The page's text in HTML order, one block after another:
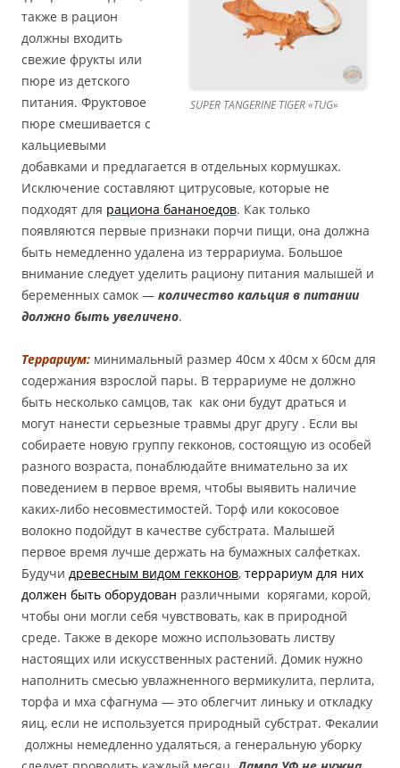
SUPER TANGERINE TIGER «TUG»
также в рацион
должны входить
свежие фрукты или
пюре из детского
питания. Фруктовое
пюре смешивается с
кальциевыми
добавками и предлагается в отдельных кормушках.
Исключение составляют цитрусовые, которые не
подходят для рациона бананоедов. Как только
появляются первые признаки порчи пищи, она должна
быть немедленно удалена из террариума. Большое
внимание следует уделить рациону питания малышей и
беременных самок — количество кальция в питании
должно быть увеличено.
Террариум: минимальный размер 40см х 40см х 60см для
содержания взрослой пары. В террариуме не должно
быть несколько самцов, так как они будут драться и
могут нанести серьезные травмы друг другу . Если вы
собираете новую группу гекконов, состоящую из особей
разного возраста, понаблюдайте внимательно за их
поведением в первое время, чтобы выявить наличие
каких-либо несовместимостей. Торф или кокосовое
волокно подойдут в качестве субстрата. Малышей
первое время лучше держать на бумажных салфетках.
Будучи древесным видом гекконов, террариум для них
должен быть оборудован различными корягами, корой,
чтобы они могли себя чувствовать, как в природной
среде. Также в декоре можно использовать листву
настоящих или искусственных растений. Домик нужно
наполнить смесью увлажненного вермикулита, перлита,
торфа и мха сфагнума — это облегчит линьку и откладку
яиц, если не используется природный субстрат. Фекалии
должны немедленно удаляться, а генеральную уборку